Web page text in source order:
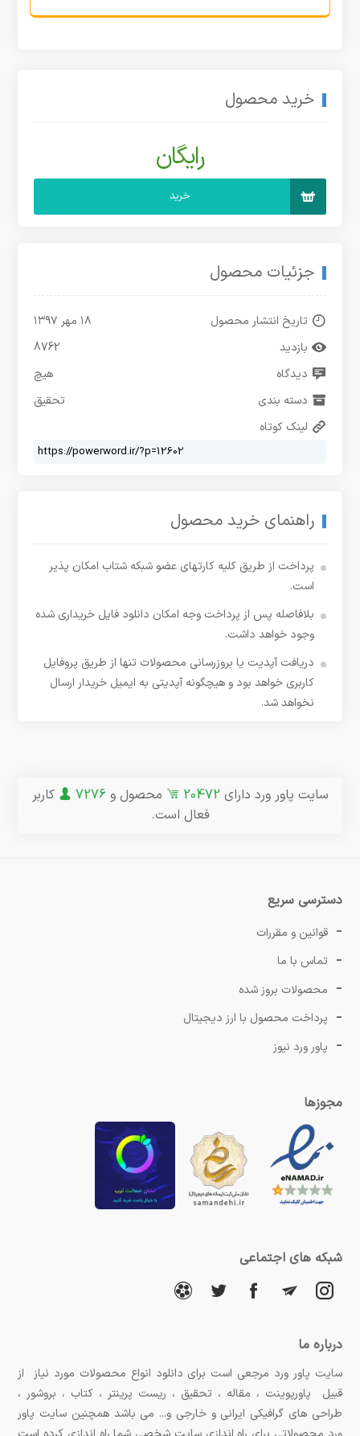
خرید محصول
رایگان
خرید
جزئیات محصول
تاریخ انتشار محصول
۱۸ مهر ۱۳۹۷
بازدید
8762
دیدگاه
هیچ
دسته بندی
تحقیق
لینک کوتاه
راهنمای خرید محصول
پرداخت از طریق کلیه کارتهای عضو شبکه شتاب امکان پذیر
است.
بلافاصله پس از پرداخت وجه امکان دانلود فایل خریداری شده
وجود خواهد داشت.
دریافت آپدیت یا بروزرسانی محصولات تنها از طریق پروفایل
کاربری خواهد بود و هیچگونه آپدیتی به ایمیل خریدار ارسال
نخواهد شد.
سایت پاور ورد دارای 20472 محصول و7276
کاربر
فعال است.
دسترسی سریع
قوانین و مقررات
تماس با ما
محصولات بروز شده
پرداخت محصول با ارز دیجیتال
پاور ورد نیوز
مجوزها
شبکه های اجتماعی
درباره ما
سایت پاور ورد مرجعی است برای دانلود انواع محصولات مورد نیاز از
قبیل پاورپوینت ، مقاله ، تحقیق ، ریست پرینتر ، کتاب ، بروشور ،
طراحی های گرافیکی ایرانی و خارجی و... می باشد همچنین سایت پاور